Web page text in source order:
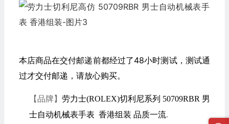
本店商品在交付邮递前都经过了48小时测试，测试通
过才交付邮递，请放心购买。
【品牌】 劳力士(ROLEX)切利尼系列 50709RBR 男
士自动机械表手表 香港组装 品质一流.